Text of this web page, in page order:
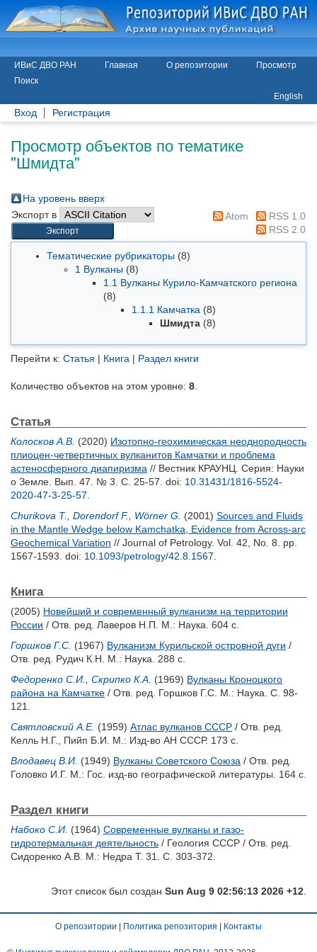
ИВиС ДВО РАН Главная О репозитории
Просмотр
Поиск
English
Вход Регистрация
Просмотр объектов по тематике
"Шмидта"
На уровень вверх
Экспорт в
Atom
RSS 1.0
RSS 2.0
Тематические рубрикаторы (8)
1 Вулканы (8)
1.1 Вулканы Курило-Камчатского региона
(8)
1.1.1 Камчатка (8)
Шмидта (8)
Перейти к: Статья | Книга | Раздел книги
Количество объектов на этом уровне: 8
Статья
Колосков А.В. (2020) Изотопно-геохимическая неоднородность
плиоцен-четвертичных вулканитов Камчатки и проблема
астеносферного диапиризма // Вестник КРАУНЦ. Серия: Науки
о Земле. Вып. 47. № 3. С. 25-57. doi: 10.31431/1816-5524-
2020-47-3-25-57
Churikova T.
Dorendorf F. Wörner G. (2001) Sources and Fluids
in the Mantle Wedge below Kamchatka, Evidence from Across-arc
Geochemical Variation // Journal of Petrology. Vol. 42, No. 8. pp.
1567-1593. doi: 10.1093/petrology/42.8.1567
Книга
(2005) Новейший и современный вулканизм на территории
России / Отв. ред. Лаверов Н.П.
М.: Наука. 604 с.
Горшков Г.С. (1967) Вулканизм Курильской островной дуги /
Отв. ред. Рудич К.Н.
М.: Наука. 288 с.
Федоренко С.И.
Скрипко К.А. (1969) Вулканы Кроноцкого
района на Камчатке / Отв. ред. Горшков Г.С. М.: Наука. С. 98-
121.
Святловский А.Е. (1959) Атлас вулканов СССР / Отв. ред.
Келль Н.Г.
Пийп Б.И.
М.: Изд-во АН СССР. 173 с.
Влодавец В.И. (1949) Вулканы Советского Союза / Отв. ред.
Головко И.Г. М.: Гос. изд-во географической литературы. 164 с.
Раздел книги
Набоко С.И. (1964) Современные вулканы и газо-
гидротермальная деятельность / Геология СССР / Отв. ред.
Сидоренко А.В. М.: Недра Т. 31. С. 303-372.
Этот список был создан Sun Aug 9 02:56:13 2026 +12
О репозитории Политика репозитория Контакты